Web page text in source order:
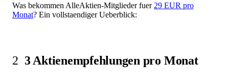
Was bekommen AlleAktien-Mitglieder fuer 29 EUR pro
Monat? Ein vollstaendiger Ueberblick:
2 3 Aktienempfehlungen pro Monat